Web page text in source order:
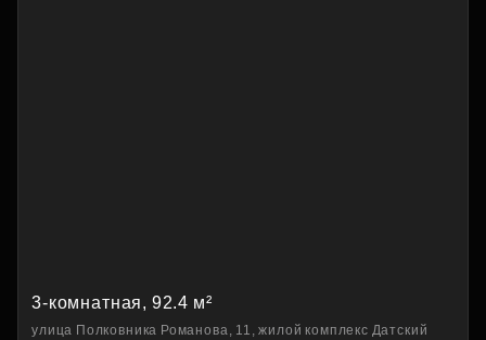
3-комнатная, 92.4 м²
улица Полковника Романова, 11, жилой комплекс Датский